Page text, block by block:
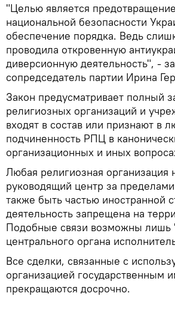
"Целью является
национальной безопасности
обеспечение порядка. Ведь
проводила откровенную
диверсионную деятельность", -
сопредседатель партии Ирина
Закон предусматривает полный
религиозных организаций и
входят в состав или признают в
подчиненность РПЦ в
организационных и иных
Любая религиозная организация
руководящий центр за
также быть частью иностранной
деятельность запрещена на
Подобные связи возможны лишь
центрального органа
Все сделки, связанные с
организацией государственным
прекращаются досрочно.